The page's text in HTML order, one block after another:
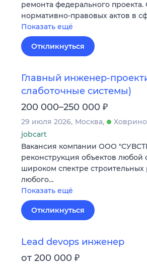
ремонта федерального
нормативно-правовых актов в
Показать ещё
Откликнуться
Главный
слаботочные системы)
200 000–250 000 ₽
29 июля 2026 Москва
Ховрино
jobcart
Вакансия компании ООО
реконструкция объектов
широком спектре строительных
любого…
Показать ещё
Откликнуться
Lead devops инженер
от 200 000 ₽